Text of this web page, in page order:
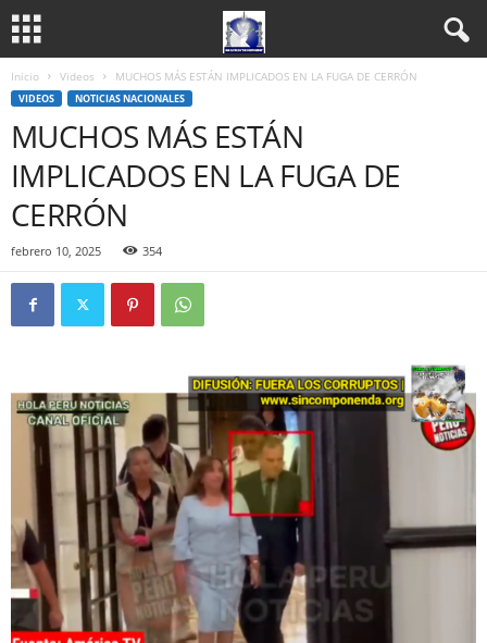
Inicio Videos MUCHOS MÁS ESTÁN IMPLICADOS EN LA FUGA DE CERRÓN
VIDEOS NOTICIAS NACIONALES
MUCHOS MÁS ESTÁN
IMPLICADOS EN LA FUGA DE
CERRÓN
febrero 10, 2025 354